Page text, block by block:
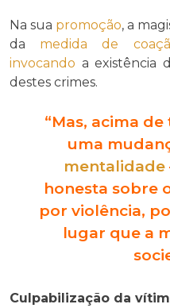
Na sua promoção, a
da medida de
invocando a existência
destes crimes.
“Mas, acima
uma
mentalidade
honesta sobre
por violência,
lugar que a
Culpabilização da